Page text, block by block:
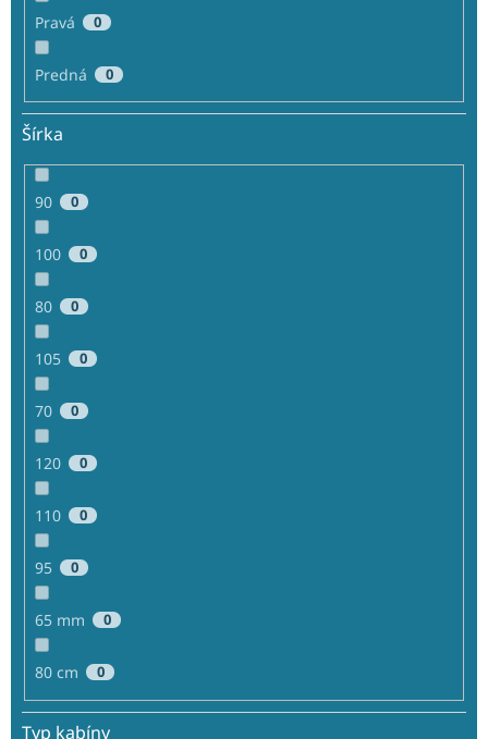
Pravá 0
Predná 0
Šírka
90 0
100 0
80 0
105 0
70 0
120 0
110 0
95 0
65 mm 0
80 cm 0
Typ kabíny